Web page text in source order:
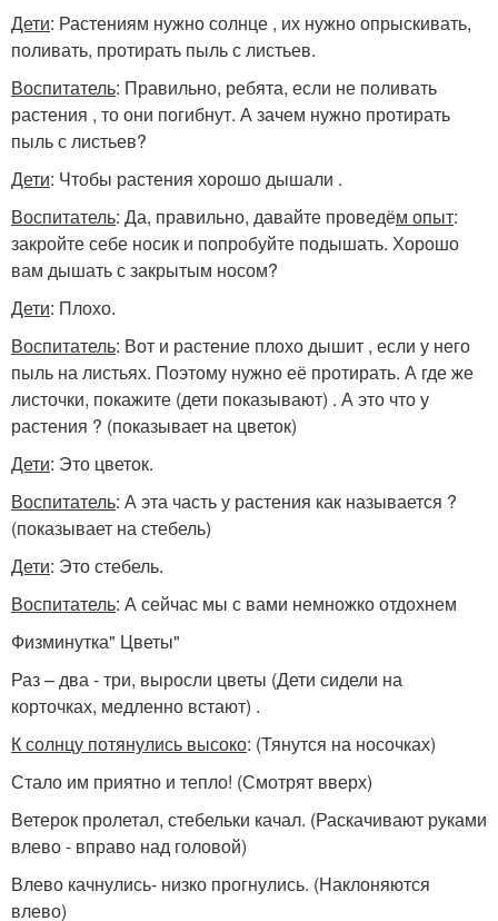
Дети: Растениям нужно солнце , их нужно опрыскивать,
поливать, протирать пыль с листьев.
Воспитатель: Правильно, ребята, если не поливать
растения , то они погибнут. А зачем нужно протирать
пыль с листьев?
Дети: Чтобы растения хорошо дышали .
Воспитатель: Да, правильно, давайте проведём опыт:
закройте себе носик и попробуйте подышать. Хорошо
вам дышать с закрытым носом?
Дети: Плохо.
Воспитатель: Вот и растение плохо дышит , если у него
пыль на листьях. Поэтому нужно её протирать. А где же
листочки, покажите (дети показывают) . А это что у
растения ? (показывает на цветок)
Дети: Это цветок.
Воспитатель: А эта часть у растения как называется ?
(показывает на стебель)
Дети: Это стебель.
Воспитатель: А сейчас мы с вами немножко отдохнем
Физминутка" Цветы"
Раз – два - три, выросли цветы (Дети сидели на
корточках, медленно встают) .
К солнцу потянулись высоко: (Тянутся на носочках)
Стало им приятно и тепло! (Смотрят вверх)
Ветерок пролетал, стебельки качал. (Раскачивают руками
влево - вправо над головой)
Влево качнулись- низко прогнулись. (Наклоняются
влево)